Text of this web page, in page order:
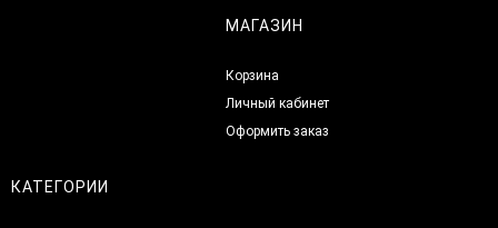
МАГАЗИН
Корзина
Личный кабинет
Оформить заказ
КАТЕГОРИИ